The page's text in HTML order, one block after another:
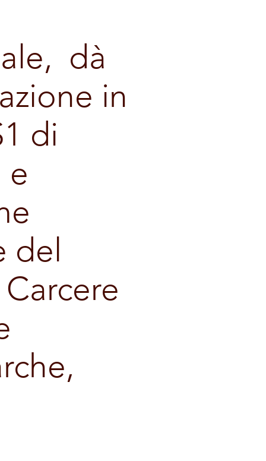
dà
in
di
e
del